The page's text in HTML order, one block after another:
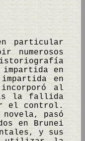
particular
numerosos
en
en
al
la fallida
el control.
pasó
en Brunei
y sus